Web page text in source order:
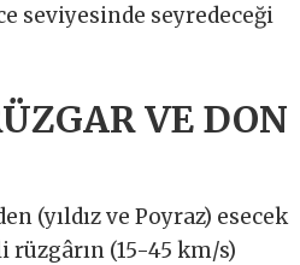
seviyesinde seyredeceği
VE DON
(yıldız ve Poyraz) esecek
(15-45 km/s)